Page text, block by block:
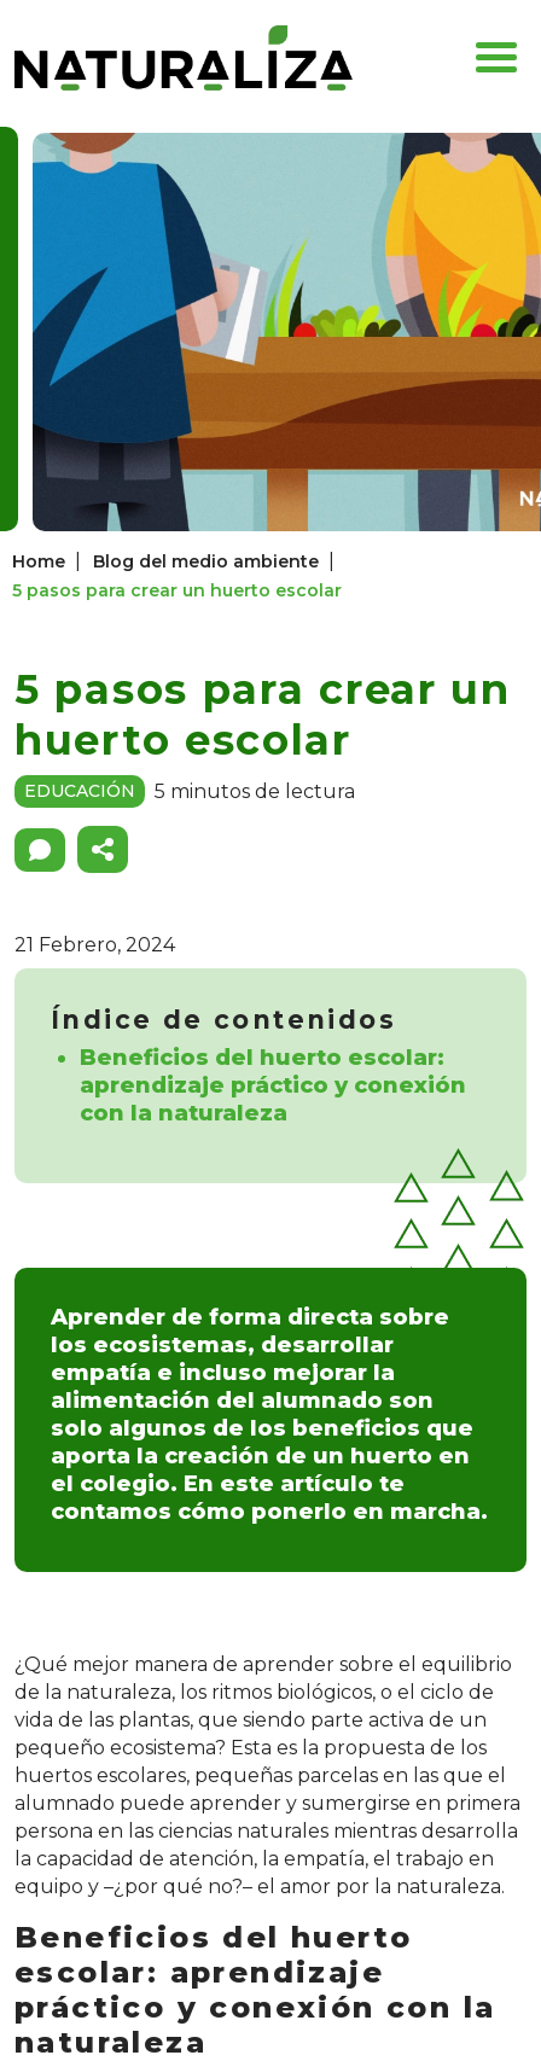
Home Blog del medio ambiente
5 pasos para crear un huerto escolar
5 pasos para crear un
huerto escolar
EDUCACIÓN 5 minutos de lectura
21 Febrero, 2024
Aprender de forma directa sobre
los ecosistemas, desarrollar
empatía e incluso mejorar la
alimentación del alumnado son
solo algunos de los beneficios que
aporta la creación de un huerto en
el colegio. En este artículo te
contamos cómo ponerlo en marcha.
¿Qué mejor manera de aprender sobre el equilibrio
de la naturaleza, los ritmos biológicos, o el ciclo de
vida de las plantas, que siendo parte activa de un
pequeño ecosistema? Esta es la propuesta de los
huertos escolares, pequeñas parcelas en las que el
alumnado puede aprender y sumergirse en primera
persona en las ciencias naturales mientras desarrolla
la capacidad de atención, la empatía, el trabajo en
equipo y –¿por qué no?– el amor por la naturaleza.
Beneficios del huerto
escolar: aprendizaje
práctico y conexión con la
naturaleza
Índice de contenidos
Beneficios del huerto escolar:
aprendizaje práctico y conexión
con la naturaleza